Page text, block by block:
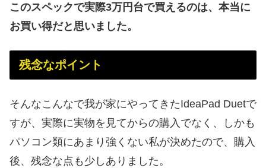
このスペックで実際3万円台で買えるのは、本当に
お買い得だと思いました。
残念なポイント
そんなこんなで我が家にやってきたIdeaPad Duetで
すが、実際に実物を見てからの購入でなく、しかも
パソコン類にあまり強くない私が決めたので、購入
後、残念な点も少しありました。